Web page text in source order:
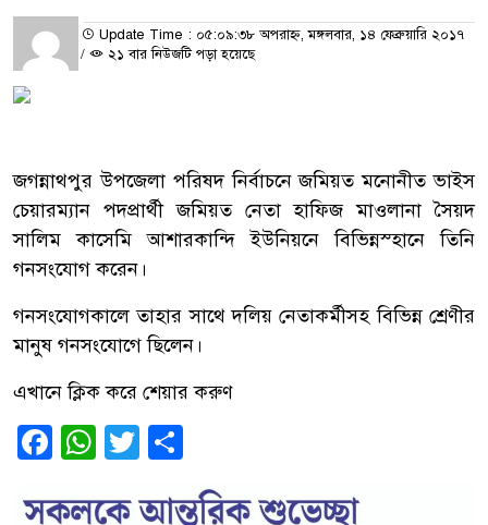
Update Time : ০৫:০৯:৩৮ অপরাহ্ন, মঙ্গলবার, ১৪ ফেব্রুয়ারি ২০১৭
/
২১ বার নিউজটি পড়া হয়েছে
জগন্নাথপুর উপজেলা পরিষদ নির্বাচনে জমিয়ত মনোনীত ভাইস
চেয়ারম্যান পদপ্রার্থী জমিয়ত নেতা হাফিজ মাওলানা সৈয়দ
সালিম কাসেমি আশারকান্দি ইউনিয়নে বিভিন্নস্হানে তিনি
গনসংযোগ করেন।
গনসংযোগকালে তাহার সাথে দলিয় নেতাকর্মীসহ বিভিন্ন শ্রেণীর
মানুষ গনসংযোগে ছিলেন।
এখানে ক্লিক করে শেয়ার করুণ
Facebook
WhatsApp
Twitter